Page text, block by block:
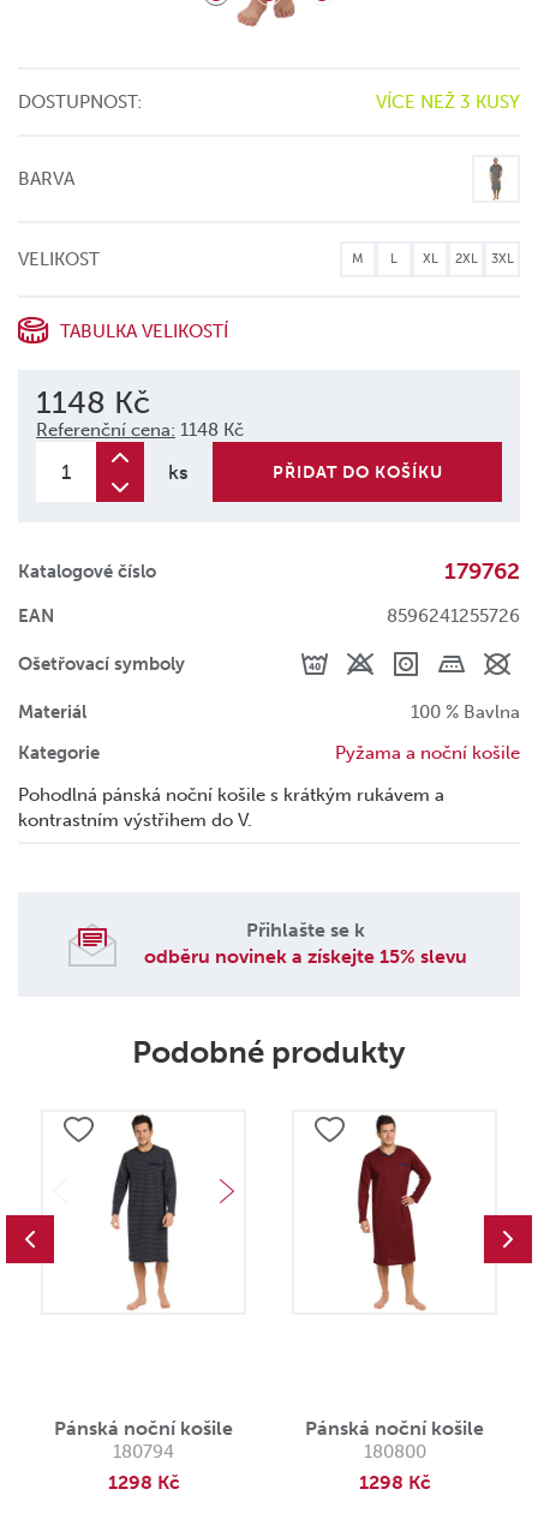
DOSTUPNOST: VÍCE NEŽ 3 KUSY
BARVA
VELIKOST M L XL 2XL 3XL
TABULKA VELIKOSTÍ
1148 Kč
Referenční cena: 1148 Kč
ks PŘIDAT DO KOŠÍKU
Katalogové číslo 179762
EAN 8596241255726
Ošetřovací symboly
Materiál
100 % Bavlna
Kategorie
Pyžama a noční košile
Pohodlná pánská noční košile s krátkým rukávem a
kontrastním výstřihem do V.
Přihlašte se k
odběru novinek a získejte 15% slevu
Podobné produkty
Pánská noční košile
180794
1298 Kč
Pánská noční košile
180800
1298 Kč